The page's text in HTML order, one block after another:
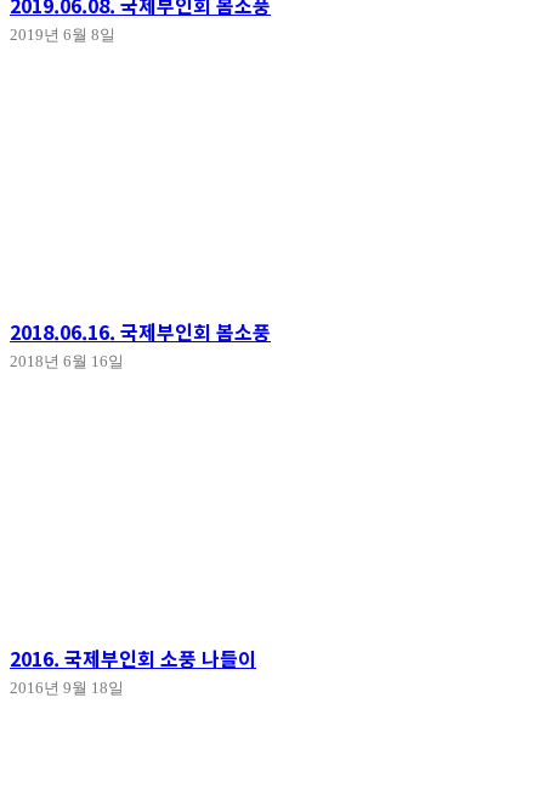
2019년 6월 8일
2018.06.16. 국제부인회 봄소풍
2018년 6월 16일
2016. 국제부인회 소풍 나들이
2016년 9월 18일